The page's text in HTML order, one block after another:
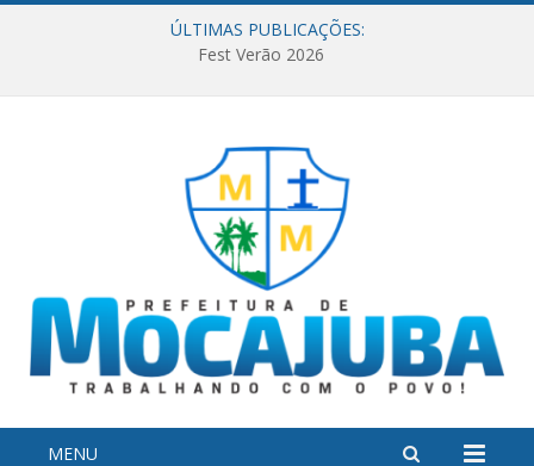
ÚLTIMAS PUBLICAÇÕES:
Fest Verão 2026
MENU